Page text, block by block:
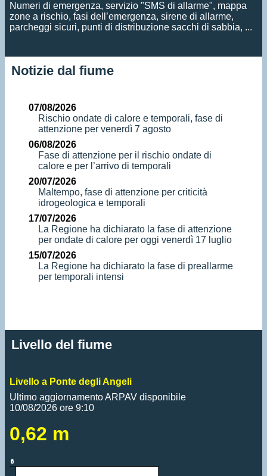
Numeri di emergenza, servizio "SMS di allarme", mappa
zone a rischio, fasi dell’emergenza, sirene di allarme,
parcheggi sicuri, punti di distribuzione sacchi di sabbia, ...
Notizie dal fiume
07/08/2026
Rischio ondate di calore e temporali, fase di
attenzione per venerdì 7 agosto
06/08/2026
Fase di attenzione per il rischio ondate di
calore e per l’arrivo di temporali
20/07/2026
Maltempo, fase di attenzione per criticità
idrogeologica e temporali
17/07/2026
La Regione ha dichiarato la fase di attenzione
per ondate di calore per oggi venerdì 17 luglio
15/07/2026
La Regione ha dichiarato la fase di preallarme
per temporali intensi
Livello del fiume
Livello a Ponte degli Angeli
Ultimo aggiornamento ARPAV disponibile
10/08/2026 ore 9:10
0,62 m